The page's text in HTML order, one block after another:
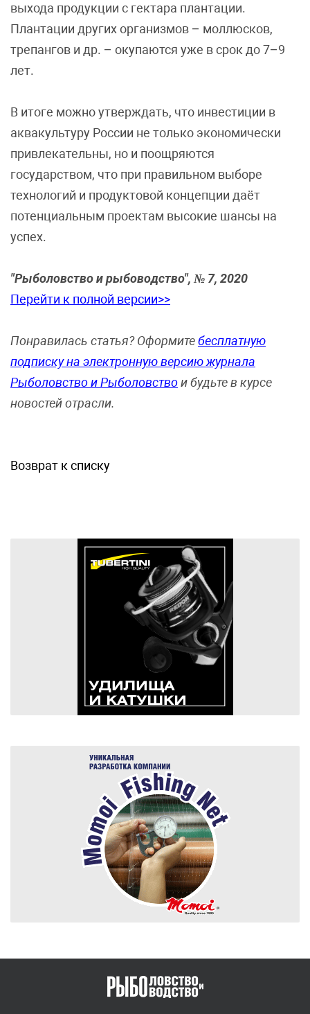
выхода продукции с гектара плантации.
Плантации других организмов – моллюсков,
трепангов и др. – окупаются уже в срок до 7–9
лет.
В итоге можно утверждать, что инвестиции в
аквакультуру России не только экономически
привлекательны, но и поощряются
государством, что при правильном выборе
технологий и продуктовой концепции даёт
потенциальным проектам высокие шансы на
успех.
"Рыболовство и рыбоводство", № 7, 2020
Перейти к полной версии>>
Понравилась статья? Оформитебесплатную
подписку на электронную версию журнала
Рыболовство и Рыболовствои будьте в курсе
новостей отрасли.
Возврат к списку